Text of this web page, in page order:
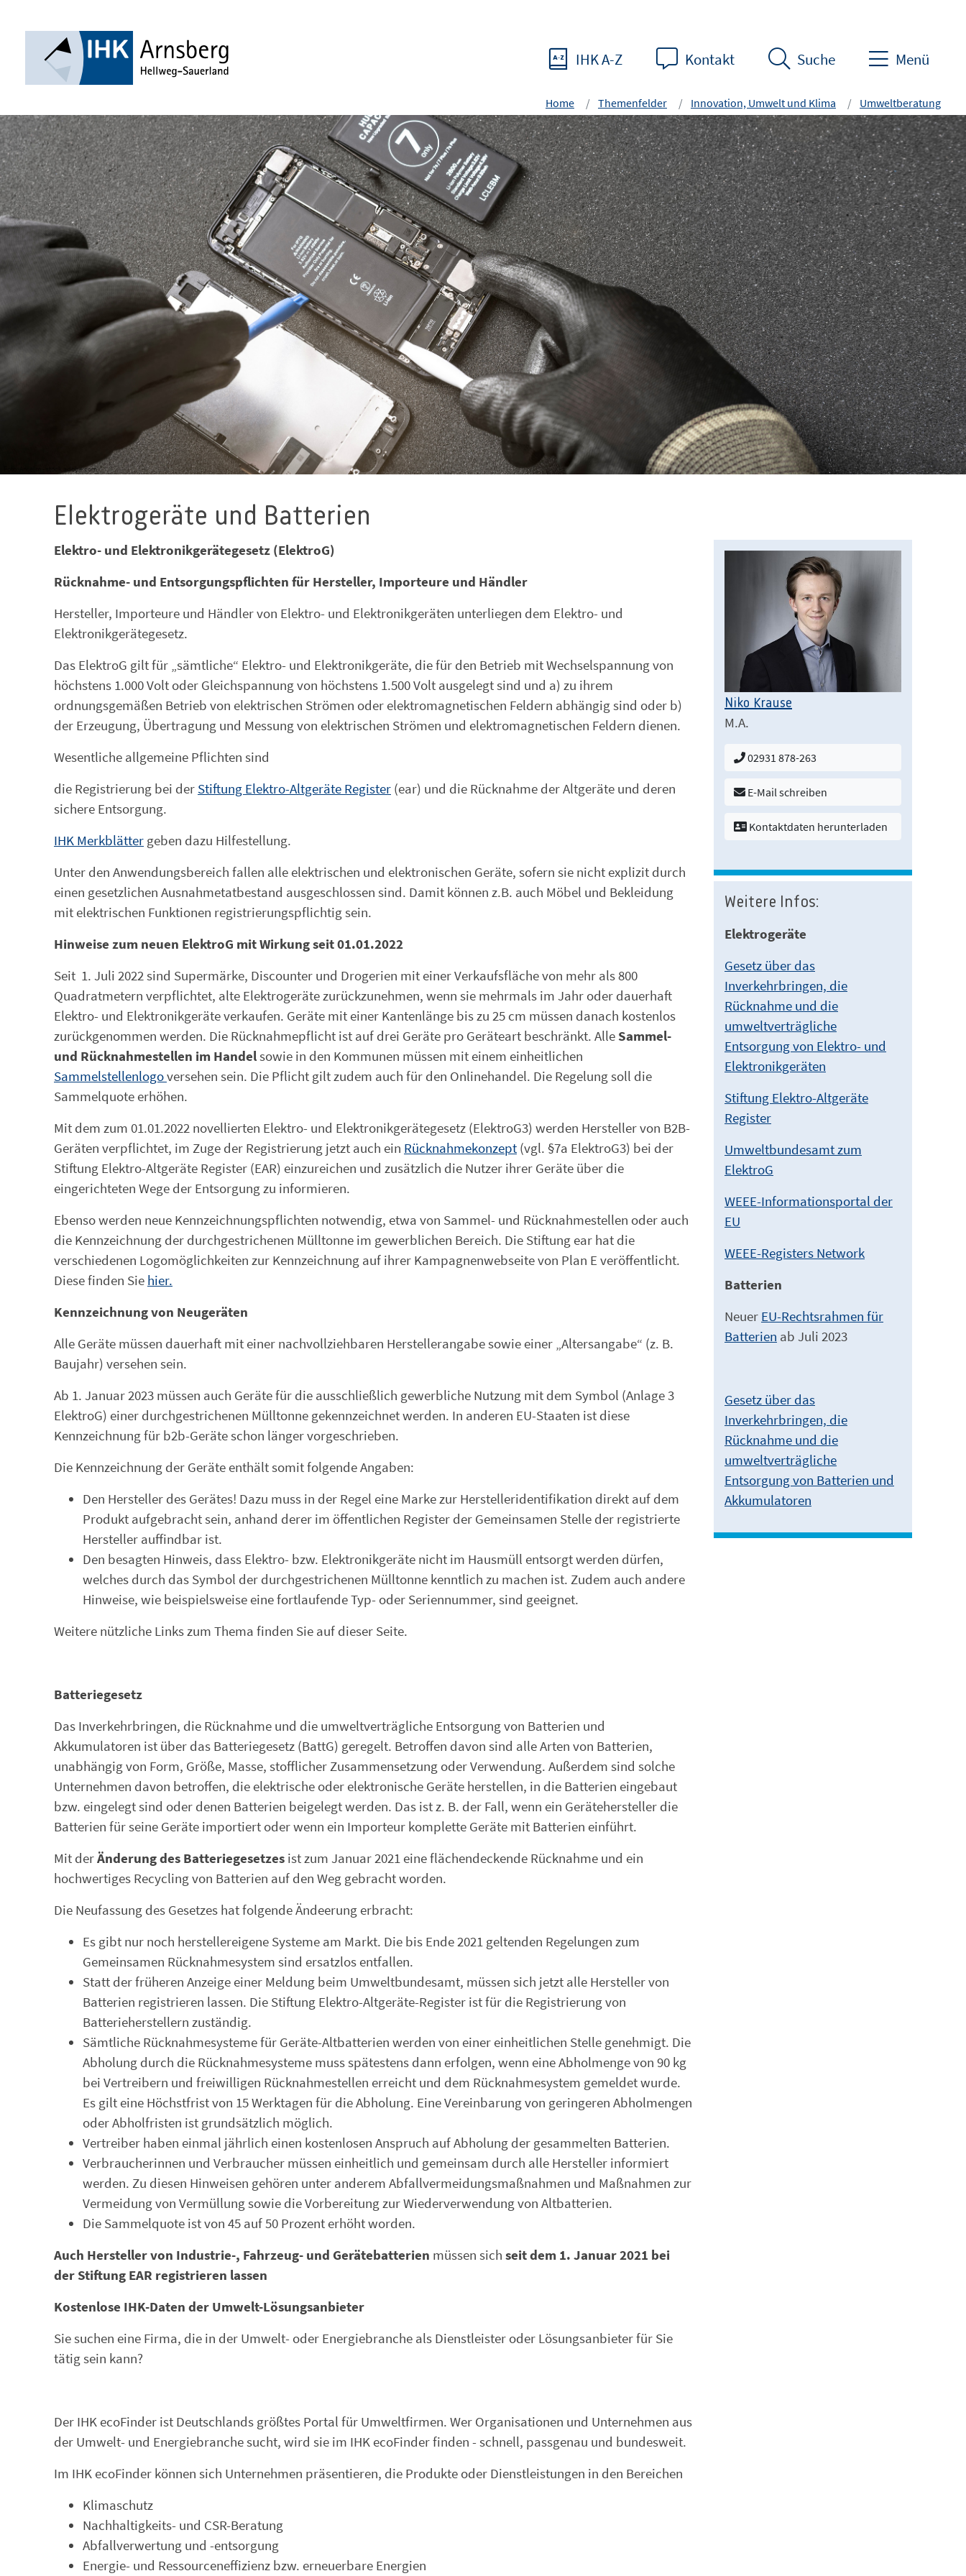
IHK A-Z Kontakt Suche Menü
Home Themenfelder Innovation, Umwelt und Klima Umweltberatung
Foto: Anselm - stock.adobe.com
Elektrogeräte und Batterien
Elektro- und Elektronikgerätegesetz (ElektroG)
Rücknahme- und Entsorgungspflichten für Hersteller, Importeure und Händler
Hersteller, Importeure und Händler von Elektro- und Elektronikgeräten unterliegen dem Elektro- und
Elektronikgerätegesetz.
Das ElektroG gilt für „sämtliche“ Elektro- und Elektronikgeräte, die für den Betrieb mit Wechselspannung von
höchstens 1.000 Volt oder Gleichspannung von höchstens 1.500 Volt ausgelegt sind und a) zu ihrem
ordnungsgemäßen Betrieb von elektrischen Strömen oder elektromagnetischen Feldern abhängig sind oder b)
der Erzeugung, Übertragung und Messung von elektrischen Strömen und elektromagnetischen Feldern dienen.
Wesentliche allgemeine Pflichten sind
die Registrierung bei der Stiftung Elektro-Altgeräte Register (ear) und die Rücknahme der Altgeräte und deren
sichere Entsorgung.
IHK Merkblätter geben dazu Hilfestellung.
Unter den Anwendungsbereich fallen alle elektrischen und elektronischen Geräte, sofern sie nicht explizit durch
einen gesetzlichen Ausnahmetatbestand ausgeschlossen sind. Damit können z.B. auch Möbel und Bekleidung
mit elektrischen Funktionen registrierungspflichtig sein.
Hinweise zum neuen ElektroG mit Wirkung seit 01.01.2022
Seit 1. Juli 2022 sind Supermärke, Discounter und Drogerien mit einer Verkaufsfläche von mehr als 800
Quadratmetern verpflichtet, alte Elektrogeräte zurückzunehmen, wenn sie mehrmals im Jahr oder dauerhaft
Elektro- und Elektronikgeräte verkaufen. Geräte mit einer Kantenlänge bis zu 25 cm müssen danach kostenlos
zurückgenommen werden. Die Rücknahmepflicht ist auf drei Geräte pro Geräteart beschränkt. Alle Sammel-
und Rücknahmestellen im Handelsowie in den Kommunen müssen mit einem einheitlichen
Sammelstellenlogoversehen sein. Die Pflicht gilt zudem auch für den Onlinehandel. Die Regelung soll die
Sammelquote erhöhen.
Mit dem zum 01.01.2022 novellierten Elektro- und Elektronikgerätegesetz (ElektroG3) werden Hersteller von B2B-
Geräten verpflichtet, im Zuge der Registrierung jetzt auch ein Rücknahmekonzept (vgl. §7a ElektroG3) bei der
Stiftung Elektro-Altgeräte Register (EAR) einzureichen und zusätzlich die Nutzer ihrer Geräte über die
eingerichteten Wege der Entsorgung zu informieren.
Ebenso werden neue Kennzeichnungspflichten notwendig, etwa von Sammel- und Rücknahmestellen oder auch
die Kennzeichnung der durchgestrichenen Mülltonne im gewerblichen Bereich. Die Stiftung ear hat die
verschiedenen Logomöglichkeiten zur Kennzeichnung auf ihrer Kampagnenwebseite von Plan E veröffentlicht.
Diese finden Sie hier.
Kennzeichnung von Neugeräten
Alle Geräte müssen dauerhaft mit einer nachvollziehbaren Herstellerangabe sowie einer „Altersangabe“ (z. B.
Baujahr) versehen sein.
Ab 1. Januar 2023 müssen auch Geräte für die ausschließlich gewerbliche Nutzung mit dem Symbol (Anlage 3
ElektroG) einer durchgestrichenen Mülltonne gekennzeichnet werden. In anderen EU-Staaten ist diese
Kennzeichnung für b2b-Geräte schon länger vorgeschrieben.
Die Kennzeichnung der Geräte enthält somit folgende Angaben:
Den Hersteller des Gerätes! Dazu muss in der Regel eine Marke zur Hersteller­identifikation direkt auf dem
Produkt aufgebracht sein, anhand derer im öffent­lichen Register der Gemeinsamen Stelle der registrierte
Hersteller auffindbar ist.
Den besagten Hinweis, dass Elektro- bzw. Elektronikgeräte nicht im Hausmüll entsorgt werden dürfen,
welches durch das Symbol der durchgestrichenen Mülltonne kenntlich zu machen ist. Zudem auch andere
Hinweise, wie beispiels­weise eine fortlaufende Typ- oder Seriennummer, sind geeignet.
Weitere nützliche Links zum Thema finden Sie auf dieser Seite.
Batteriegesetz
Das Inverkehrbringen, die Rücknahme und die umweltverträgliche Entsorgung von Batterien und
Akkumulatoren ist über das Batteriegesetz (BattG) geregelt. Betroffen davon sind alle Arten von Batterien,
unabhängig von Form, Größe, Masse, stofflicher Zusammensetzung oder Verwendung. Außerdem sind solche
Unternehmen davon betroffen, die elektrische oder elektronische Geräte herstellen, in die Batterien eingebaut
bzw. eingelegt sind oder denen Batterien beigelegt werden. Das ist z. B. der Fall, wenn ein Gerätehersteller die
Batterien für seine Geräte importiert oder wenn ein Importeur komplette Geräte mit Batterien einführt.
Mit derÄnderung des Batteriegesetzes ist zum Januar 2021 eine flächendeckende Rücknahme und ein
hochwertiges Recycling von Batterien auf den Weg gebracht worden.
Die Neufassung des Gesetzes hat folgende Ändeerung erbracht:
Es gibt nur noch herstellereigene Systeme am Markt. Die bis Ende 2021 geltenden Regelungen zum
Gemeinsamen Rücknahmesystem sind ersatzlos entfallen.
Statt der früheren Anzeige einer Meldung beim Umweltbundesamt, müssen sich jetzt alle Hersteller von
Batterien registrieren lassen. Die Stiftung Elektro-Altgeräte-Register ist für die Registrierung von
Batterieherstellern zuständig.
Sämtliche Rücknahmesysteme für Geräte-Altbatterien werden von einer einheitlichen Stelle genehmigt. Die
Abholung durch die Rücknahmesysteme muss spätestens dann erfolgen, wenn eine Abholmenge von 90 kg
bei Vertreibern und freiwilligen Rücknahmestellen erreicht und dem Rücknahmesystem gemeldet wurde.
Es gilt eine Höchstfrist von 15 Werktagen für die Abholung. Eine Vereinbarung von geringeren Abholmengen
oder Abholfristen ist grundsätzlich möglich.
Vertreiber haben einmal jährlich einen kostenlosen Anspruch auf Abholung der gesammelten Batterien.
Verbraucherinnen und Verbraucher müssen einheitlich und gemeinsam durch alle Hersteller informiert
werden. Zu diesen Hinweisen gehören unter anderem Abfallvermeidungsmaßnahmen und Maßnahmen zur
Vermeidung von Vermüllung sowie die Vorbereitung zur Wiederverwendung von Altbatterien.
Die Sammelquote ist von 45 auf 50 Prozent erhöht worden.
Auch Hersteller von Industrie-, Fahrzeug- und Gerätebatterien müssen sich seit dem 1. Januar 2021 bei
der Stiftung EAR registrieren lassen
Kostenlose IHK-Daten der Umwelt-Lösungsanbieter
Sie suchen eine Firma, die in der Umwelt- oder Energiebranche als Dienstleister oder Lösungsanbieter für Sie
tätig sein kann?
Der IHK ecoFinder ist Deutschlands größtes Portal für Umweltfirmen. Wer Organisationen und Unternehmen aus
der Umwelt- und Energiebranche sucht, wird sie im IHK ecoFinder finden - schnell, passgenau und bundesweit.
Im IHK ecoFinder können sich Unternehmen präsentieren, die Produkte oder Dienstleistungen in den Bereichen
Klimaschutz
Nachhaltigkeits- und CSR-Beratung
Abfallverwertung und -entsorgung
Energie- und Ressourceneffizienz bzw. erneuerbare Energien
Niko Krause
M.A.
02931 878-263
E-Mail schreiben
Kontaktdaten herunterladen
Weitere Infos:
Elektrogeräte
Gesetz über das
Inverkehrbringen, die
Rücknahme und die
umweltverträgliche
Entsorgung von Elektro- und
Elektronikgeräten
Stiftung Elektro-Altgeräte
Register
Umweltbundesamt zum
ElektroG
WEEE-Informationsportal der
EU
WEEE-Registers Network
Batterien
Neuer EU-Rechtsrahmen für
Batterien ab Juli 2023
Gesetz über das
Inverkehrbringen, die
Rücknahme und die
umweltverträgliche
Entsorgung von Batterien und
Akkumulatoren